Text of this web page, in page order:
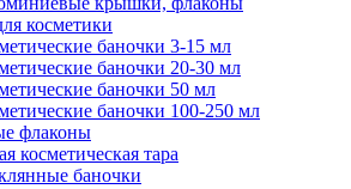
косметики
баночки 3-15 мл
баночки 20-30 мл
баночки 50 мл
баночки 100-250 мл
флаконы
косметическая тара
баночки